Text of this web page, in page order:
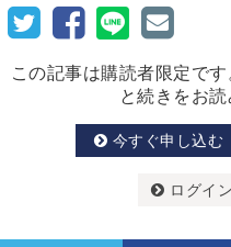
この記事は購読者限定で
と続きをお読
今すぐ申し込む
ログイ